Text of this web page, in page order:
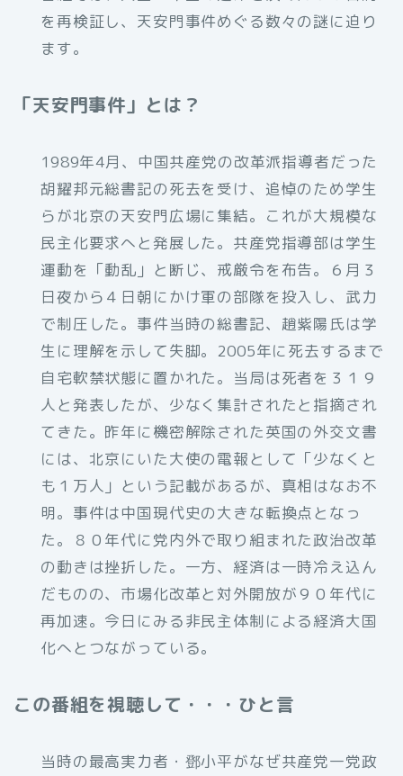
を再検証し、天安門事件めぐる数々の謎に迫り
ます。
「天安門事件」とは？
1989年4月、中国共産党の改革派指導者だった
胡耀邦元総書記の死去を受け、追悼のため学生
らが北京の天安門広場に集結。これが大規模な
民主化要求へと発展した。共産党指導部は学生
運動を「動乱」と断じ、戒厳令を布告。６月３
日夜から４日朝にかけ軍の部隊を投入し、武力
で制圧した。事件当時の総書記、趙紫陽氏は学
生に理解を示して失脚。2005年に死去するまで
自宅軟禁状態に置かれた。当局は死者を３１９
人と発表したが、少なく集計されたと指摘され
てきた。昨年に機密解除された英国の外交文書
には、北京にいた大使の電報として「少なくと
も１万人」という記載があるが、真相はなお不
明。事件は中国現代史の大きな転換点となっ
た。８０年代に党内外で取り組まれた政治改革
の動きは挫折した。一方、経済は一時冷え込ん
だものの、市場化改革と対外開放が９０年代に
再加速。今日にみる非民主体制による経済大国
化へとつながっている。
この番組を視聴して・・・ひと言
当時の最高実力者・鄧小平がなぜ共産党一党政